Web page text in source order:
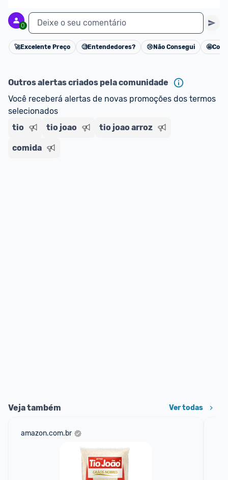
0 Deixe o seu comentário
Cancelar
🚀Excelente Preço 🧐Entendedores? 😢 Não Consegui 🤩
Outros alertas criados pela comunidade
Você receberá alertas de novas promoções dos termos
selecionados
tio
tio joao tio joao arroz
comida
Veja também Ver todas
amazon.com.br